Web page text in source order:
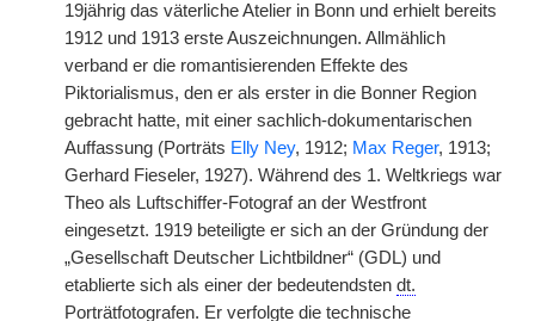
19jährig das väterliche Atelier in Bonn und erhielt bereits
1912 und 1913 erste Auszeichnungen. Allmählich
verband er die romantisierenden Effekte des
Piktorialismus, den er als erster in die Bonner Region
gebracht hatte, mit einer sachlich-dokumentarischen
Auffassung (Porträts Elly Ney, 1912; Max Reger, 1913;
Gerhard Fieseler, 1927). Während des 1. Weltkriegs war
Theo als Luftschiffer-Fotograf an der Westfront
eingesetzt. 1919 beteiligte er sich an der Gründung der
„Gesellschaft Deutscher Lichtbildner“ (GDL) und
etablierte sich als einer der bedeutendsten dt.
Porträtfotografen. Er verfolgte die technische